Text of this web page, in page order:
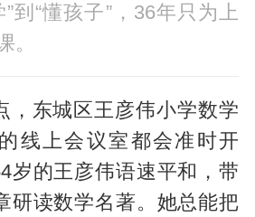
”到“懂孩子”，36年只为上
。
，东城区王彦伟小学数学
线上会议室都会准时开
岁的王彦伟语速平和，带
研读数学名著。她总能把